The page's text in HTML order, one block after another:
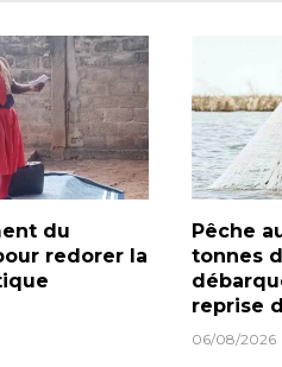
du
redorer la
Pêche
tonnes
reprise
06/08/2026